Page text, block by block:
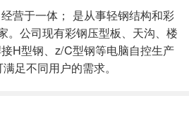
营于一体； 是从事轻钢结构和彩
。公司现有彩钢压型板、天沟、楼
H型钢、z/C型钢等电脑自控生产
足不同用户的需求。